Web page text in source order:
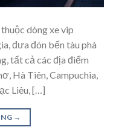
dòng xe vip
đưa đón bến tàu phà
tất cả các địa điểm
Hà Tiên, Campuchia,
Liêu, […]
→